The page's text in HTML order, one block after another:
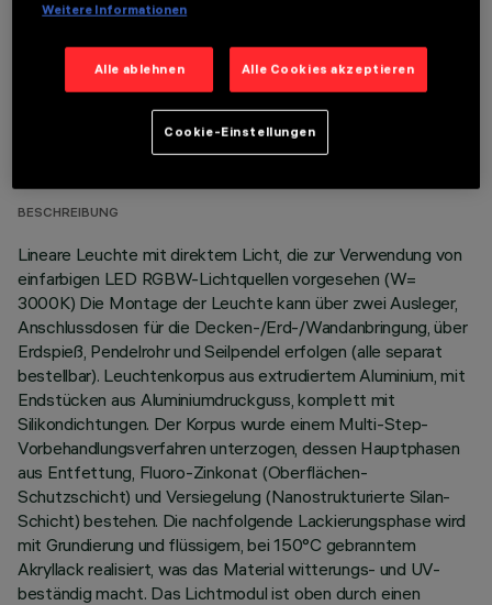
TECHNISCHE DATEN
LETZTES UPDATE: 06.08.2026
BESCHREIBUNG
Lineare Leuchte mit direktem Licht, die zur Verwendung von
einfarbigen LED RGBW-Lichtquellen vorgesehen (W=
3000K) Die Montage der Leuchte kann über zwei Ausleger,
Anschlussdosen für die Decken-/Erd-/Wandanbringung, über
Erdspieß, Pendelrohr und Seilpendel erfolgen (alle separat
bestellbar). Leuchtenkorpus aus extrudiertem Aluminium, mit
Endstücken aus Aluminiumdruckguss, komplett mit
Silikondichtungen. Der Korpus wurde einem Multi-Step-
Vorbehandlungsverfahren unterzogen, dessen Hauptphasen
aus Entfettung, Fluoro-Zinkonat (Oberflächen-
Schutzschicht) und Versiegelung (Nanostrukturierte Silan-
Schicht) bestehen. Die nachfolgende Lackierungsphase wird
mit Grundierung und flüssigem, bei 150°C gebranntem
Akryllack realisiert, was das Material witterungs- und UV-
beständig macht. Das Lichtmodul ist oben durch einen
Weitere Informationen
Alle ablehnen Alle Cookies akzeptieren
Cookie-Einstellungen